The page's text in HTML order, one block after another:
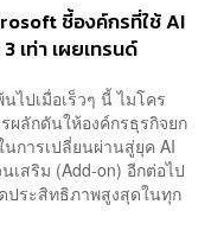
ชี้องค์กรที่ใช้ AI
เท่า เผยเทรนด์
ไปเมื่อเร็วๆ นี้ ไมโคร
ผลักดันให้องค์กรธุรกิจยก
การเปลี่ยนผ่านสู่ยุค AI
เสริม (Add-on) อีกต่อไป
ประสิทธิภาพสูงสุดในทุก